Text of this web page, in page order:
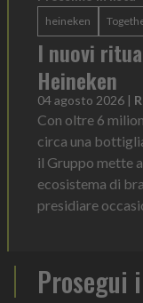
heineken
I nuovi
Heineken
04 agosto 2026 |
Con oltre 6
circa una
il Gruppo mette
ecosistema di
presidiare
Prosegui